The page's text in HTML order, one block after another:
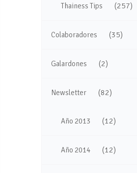
Thainess Tips (257)
Colaboradores (35)
Galardones (2)
Newsletter (82)
Año 2013 (12)
Año 2014 (12)